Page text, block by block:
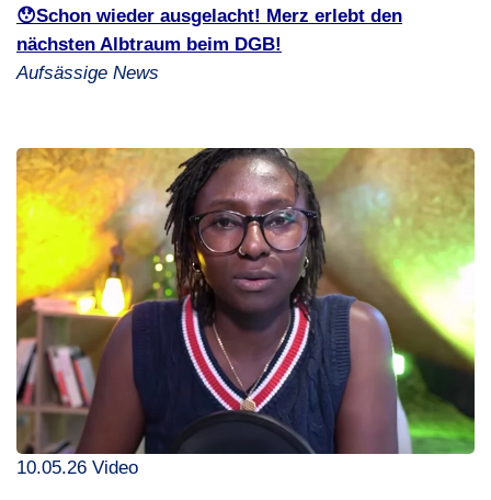
😯Schon wieder ausgelacht! Merz erlebt den
nächsten Albtraum beim DGB!
Aufsässige News
10.05.26 Video